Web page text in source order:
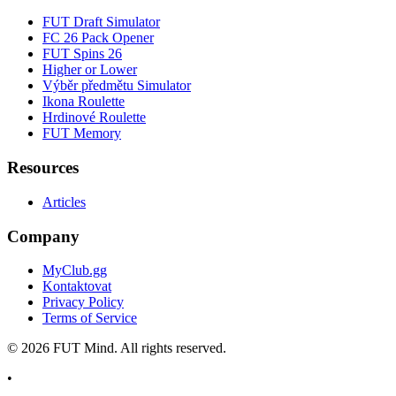
FUT Draft Simulator
FC 26 Pack Opener
FUT Spins 26
Higher or Lower
Výběr předmětu Simulator
Ikona Roulette
Hrdinové Roulette
FUT Memory
Resources
Articles
Company
MyClub.gg
Kontaktovat
Privacy Policy
Terms of Service
© 2026 FUT Mind. All rights reserved.
•